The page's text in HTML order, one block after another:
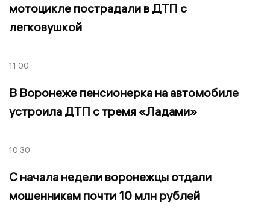
мотоцикле пострадали в ДТП с
легковушкой
11:00
В Воронеже пенсионерка на автомобиле
устроила ДТП с тремя «Ладами»
10:30
С начала недели воронежцы отдали
мошенникам почти 10 млн рублей